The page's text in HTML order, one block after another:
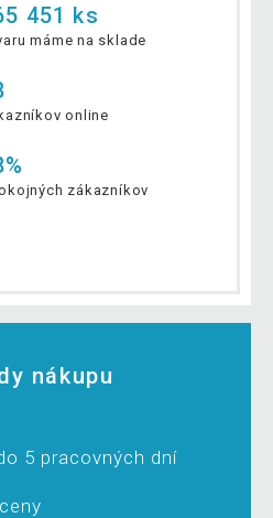
451 ks
máme na sklade
online
zákazníkov
nákupu
5 pracovných dní